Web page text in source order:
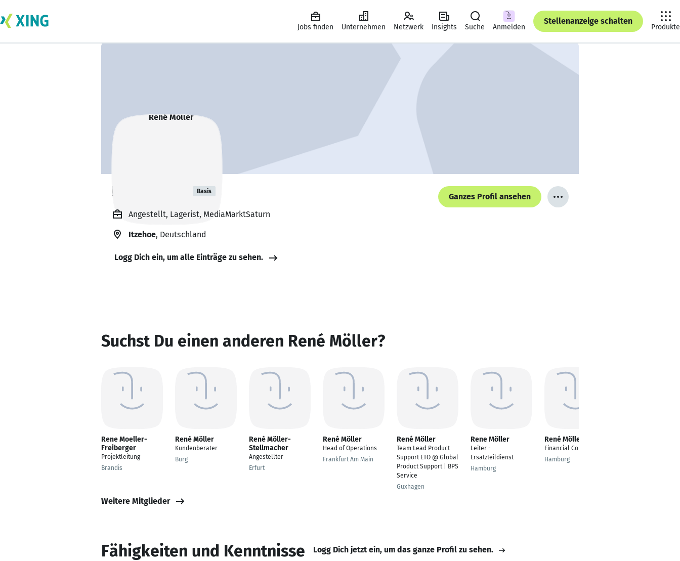
Jobs finden Unternehmen Netzwerk Insights Suche Anmelden
Stellenanzeige schalten
Produkte
René Möller Basis
Ganzes Profil ansehen
Angestellt, Lagerist, MediaMarktSaturn
Itzehoe, Deutschland
Logg Dich ein, um alle Einträge zu sehen.
Suchst Du einen anderen René Möller?
Rene Moeller-
Freiberger
Projektleitung
Brandis
René Möller
Kundenberater
Burg
René Möller-
Stellmacher
Angestellter
Erfurt
René Möller
Head of Operations
Frankfurt Am Main
René Möller
Team Lead Product
Support ETO @ Global
Product Support | BPS
Service
Guxhagen
Rene Möller
Leiter -
Ersatzteildienst
Hamburg
René Möller
Financial Controller
Hamburg
Weitere Mitglieder
Fähigkeiten und Kenntnisse Logg Dich jetzt ein, um das ganze Profil zu sehen.